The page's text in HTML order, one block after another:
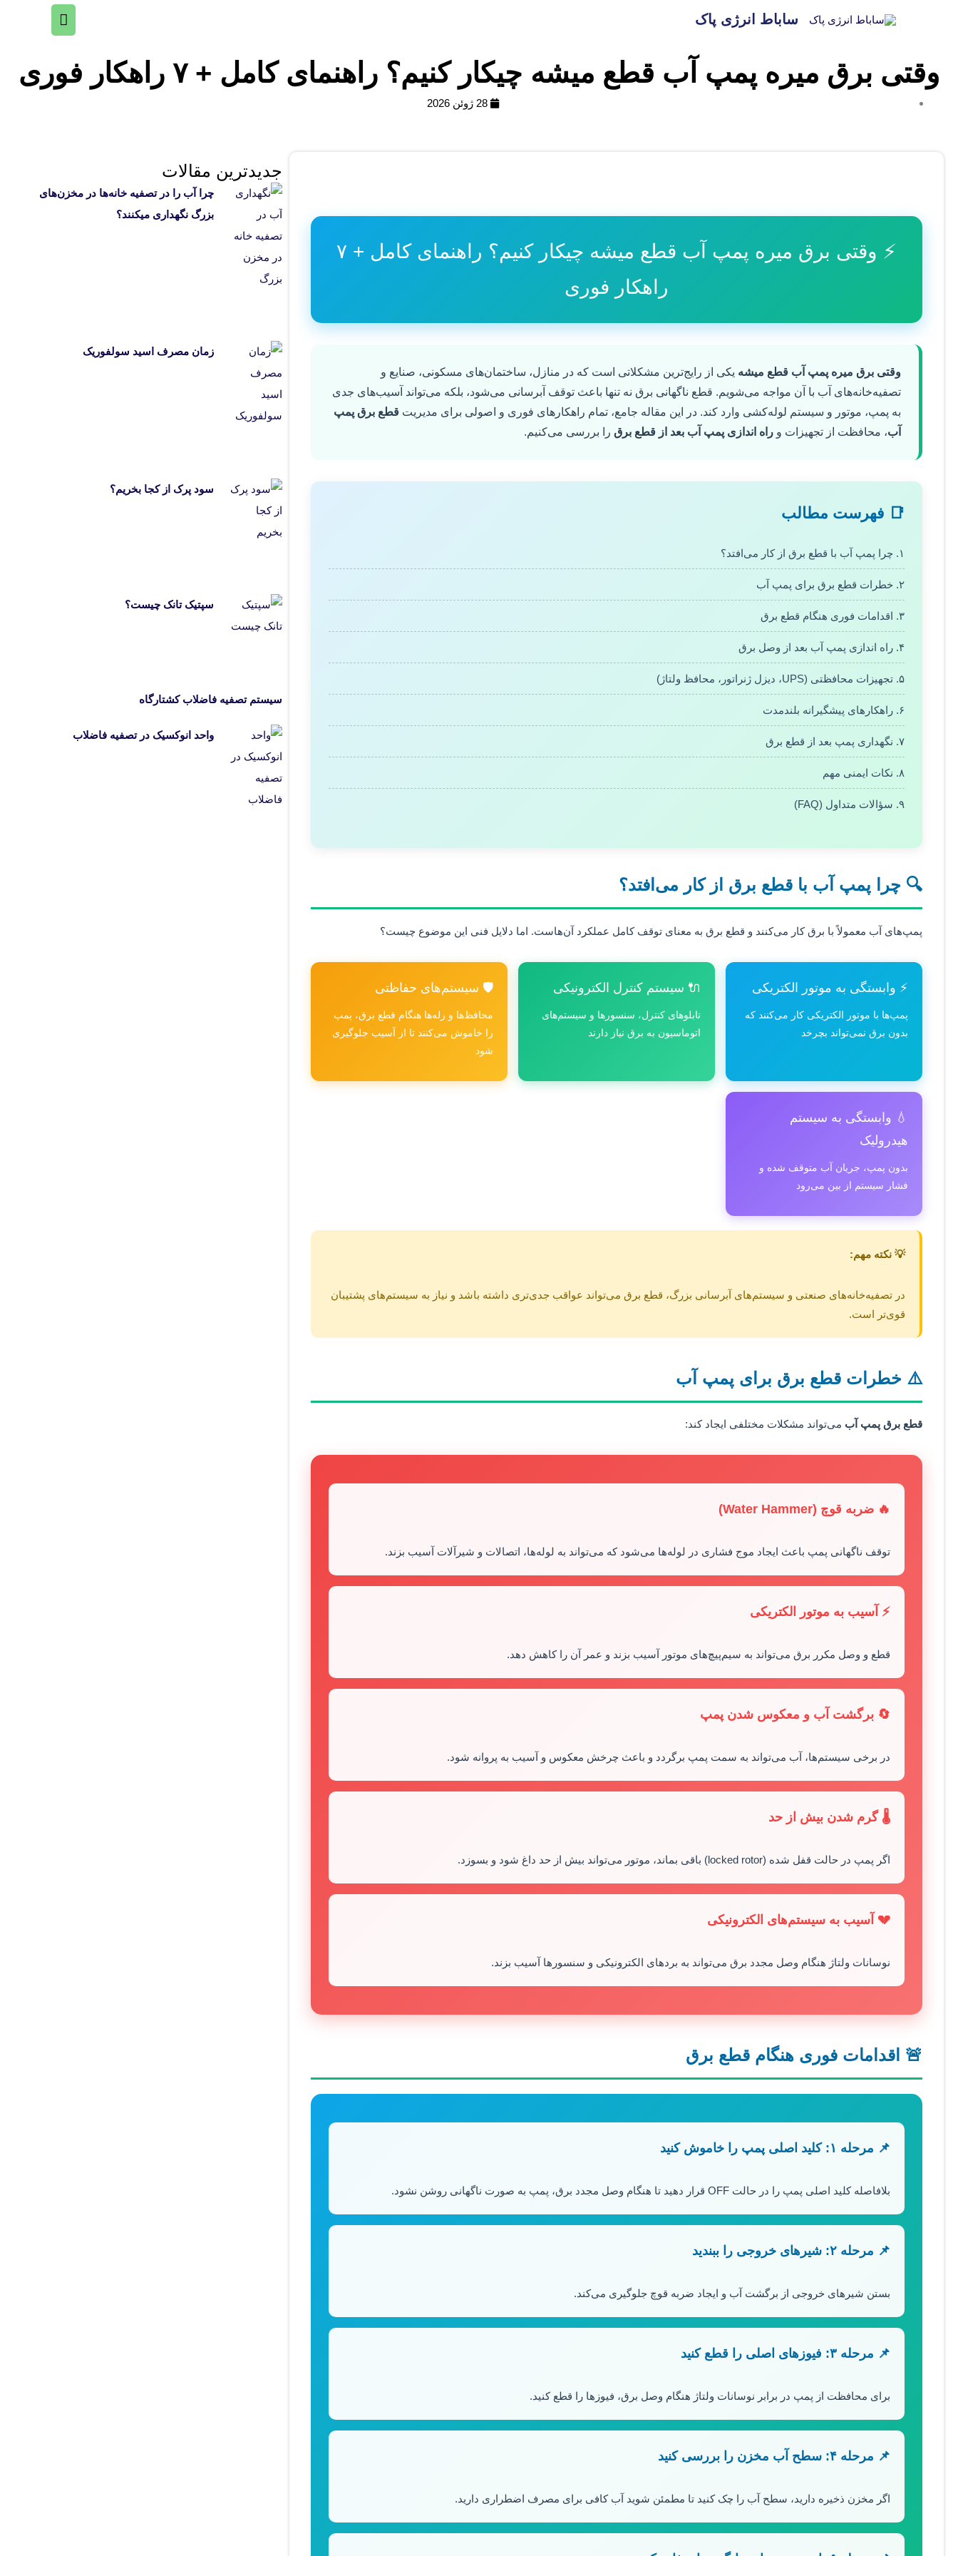
ساباط انرژی پاک
فهرست
اصلی
وقتی برق میره پمپ آب قطع میشه چیکار کنیم؟ راهنمای کامل + ۷ راهکار فوری
28 ژوئن 2026
⚡ وقتی برق میره پمپ آب قطع میشه چیکار کنیم؟ راهنمای کامل + ۷
راهکار فوری
وقتی برق میره پمپ آب قطع میشه یکی از رایج‌ترین مشکلاتی است که در منازل، ساختمان‌های مسکونی، صنایع و
تصفیه‌خانه‌های آب با آن مواجه می‌شویم. قطع ناگهانی برق نه تنها باعث توقف آبرسانی می‌شود، بلکه می‌تواند آسیب‌های جدی
به پمپ، موتور و سیستم لوله‌کشی وارد کند. در این مقاله جامع، تمام راهکارهای فوری و اصولی برای مدیریت قطع برق پمپ
آب، محافظت از تجهیزات و راه اندازی پمپ آب بعد از قطع برق را بررسی می‌کنیم.
📑 فهرست مطالب
۱. چرا پمپ آب با قطع برق از کار می‌افتد؟
۲. خطرات قطع برق برای پمپ آب
۳. اقدامات فوری هنگام قطع برق
۴. راه اندازی پمپ آب بعد از وصل برق
۵. تجهیزات محافظتی (UPS، دیزل ژنراتور، محافظ ولتاژ)
۶. راهکارهای پیشگیرانه بلندمدت
۷. نگهداری پمپ بعد از قطع برق
۸. نکات ایمنی مهم
۹. سؤالات متداول (FAQ)
🔍 چرا پمپ آب با قطع برق از کار می‌افتد؟
پمپ‌های آب معمولاً با برق کار می‌کنند و قطع برق به معنای توقف کامل عملکرد آن‌هاست. اما دلایل فنی این موضوع چیست؟
⚡ وابستگی به موتور الکتریکی
پمپ‌ها با موتور الکتریکی کار می‌کنند که
بدون برق نمی‌تواند بچرخد
🔌 سیستم کنترل الکترونیکی
تابلوهای کنترل، سنسورها و سیستم‌های
اتوماسیون به برق نیاز دارند
🛡️ سیستم‌های حفاظتی
محافظ‌ها و رله‌ها هنگام قطع برق، پمپ
را خاموش می‌کنند تا از آسیب جلوگیری
شود
💧 وابستگی به سیستم
هیدرولیک
بدون پمپ، جریان آب متوقف شده و
فشار سیستم از بین می‌رود
💡 نکته مهم:
در تصفیه‌خانه‌های صنعتی و سیستم‌های آبرسانی بزرگ، قطع برق می‌تواند عواقب جدی‌تری داشته باشد و نیاز به سیستم‌های پشتیبان
قوی‌تر است.
⚠️ خطرات قطع برق برای پمپ آب
قطع برق پمپ آب می‌تواند مشکلات مختلفی ایجاد کند:
🔥 ضربه قوچ (Water Hammer)
توقف ناگهانی پمپ باعث ایجاد موج فشاری در لوله‌ها می‌شود که می‌تواند به لوله‌ها، اتصالات و شیرآلات آسیب بزند.
⚡ آسیب به موتور الکتریکی
قطع و وصل مکرر برق می‌تواند به سیم‌پیچ‌های موتور آسیب بزند و عمر آن را کاهش دهد.
🔄 برگشت آب و معکوس شدن پمپ
در برخی سیستم‌ها، آب می‌تواند به سمت پمپ برگردد و باعث چرخش معکوس و آسیب به پروانه شود.
🌡️ گرم شدن بیش از حد
اگر پمپ در حالت قفل شده (locked rotor) باقی بماند، موتور می‌تواند بیش از حد داغ شود و بسوزد.
💔 آسیب به سیستم‌های الکترونیکی
نوسانات ولتاژ هنگام وصل مجدد برق می‌تواند به بردهای الکترونیکی و سنسورها آسیب بزند.
🚨 اقدامات فوری هنگام قطع برق
📌 مرحله ۱: کلید اصلی پمپ را خاموش کنید
بلافاصله کلید اصلی پمپ را در حالت OFF قرار دهید تا هنگام وصل مجدد برق، پمپ به صورت ناگهانی روشن نشود.
📌 مرحله ۲: شیرهای خروجی را ببندید
بستن شیرهای خروجی از برگشت آب و ایجاد ضربه قوچ جلوگیری می‌کند.
📌 مرحله ۳: فیوزهای اصلی را قطع کنید
برای محافظت از پمپ در برابر نوسانات ولتاژ هنگام وصل برق، فیوزها را قطع کنید.
📌 مرحله ۴: سطح آب مخزن را بررسی کنید
اگر مخزن ذخیره دارید، سطح آب را چک کنید تا مطمئن شوید آب کافی برای مصرف اضطراری دارید.
جدیدترین مقالات
چرا آب را در تصفیه خانه‌ها در مخزن‌های
بزرگ نگهداری میکنند؟
زمان مصرف اسید سولفوریک
سود پرک از کجا بخریم؟
سپتیک تانک چیست؟
سیستم تصفیه فاضلاب کشتارگاه
واحد انوکسیک در تصفیه فاضلاب